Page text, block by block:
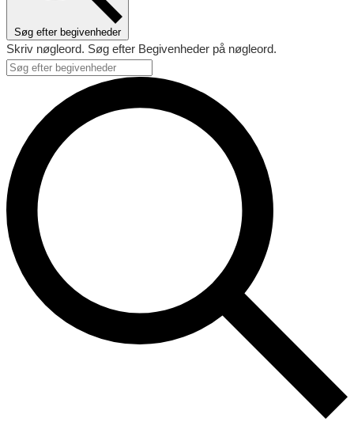
Søg efter begivenheder
Skriv nøgleord. Søg efter Begivenheder på nøgleord.